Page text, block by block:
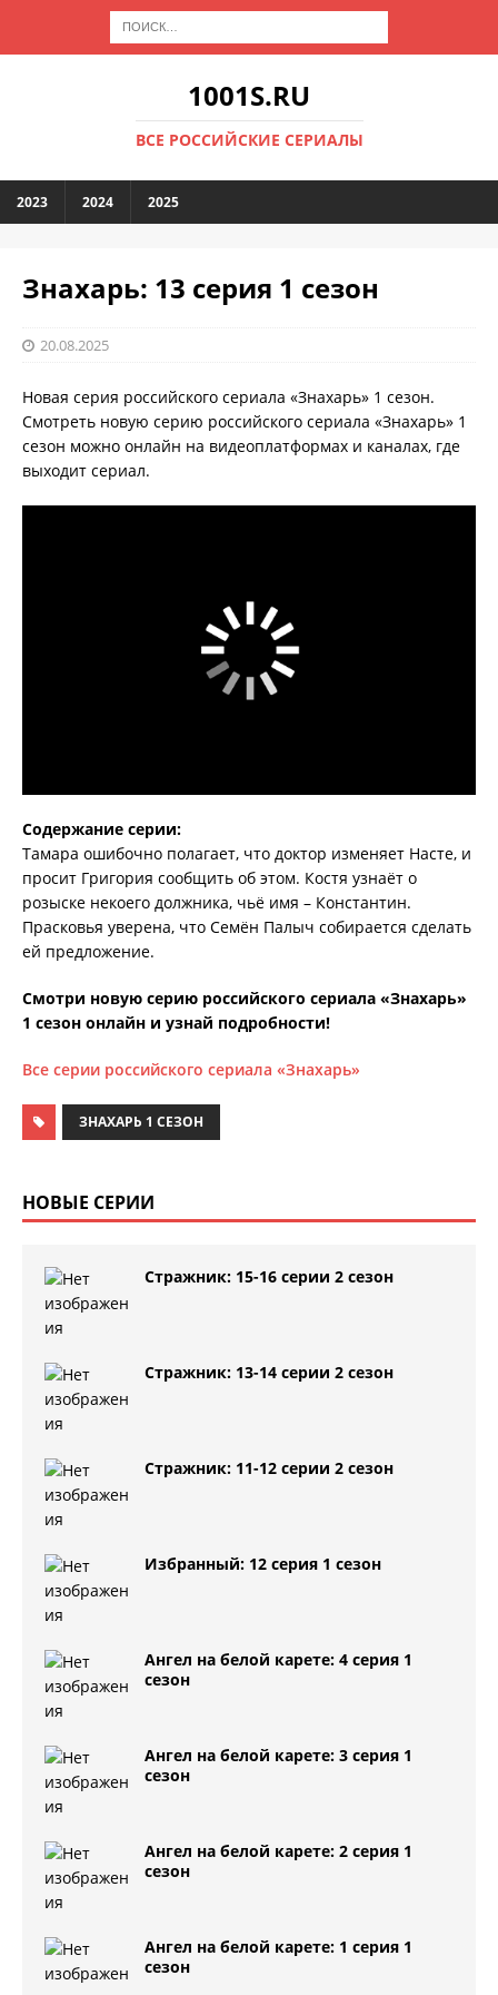
1001S.RU
ВСЕ РОССИЙСКИЕ СЕРИАЛЫ
2023 2024 2025
Знахарь: 13 серия 1 сезон
20.08.2025
Новая серия российского сериала «Знахарь» 1 сезон.
Смотреть новую серию российского сериала «Знахарь» 1
сезон можно онлайн на видеоплатформах и каналах, где
выходит сериал.
Содержание серии:
Тамара ошибочно полагает, что доктор изменяет Насте, и
просит Григория сообщить об этом. Костя узнаёт о
розыске некоего должника, чьё имя – Константин.
Прасковья уверена, что Семён Палыч собирается сделать
ей предложение.
Смотри новую серию российского сериала «Знахарь»
1 сезон онлайн и узнай подробности!
Все серии российского сериала «Знахарь»
ЗНАХАРЬ 1 СЕЗОН
НОВЫЕ СЕРИИ
Стражник: 15-16 серии 2 сезон
Стражник: 13-14 серии 2 сезон
Стражник: 11-12 серии 2 сезон
Избранный: 12 серия 1 сезон
Ангел на белой карете: 4 серия 1
сезон
Ангел на белой карете: 3 серия 1
сезон
Ангел на белой карете: 2 серия 1
сезон
Ангел на белой карете: 1 серия 1
сезон